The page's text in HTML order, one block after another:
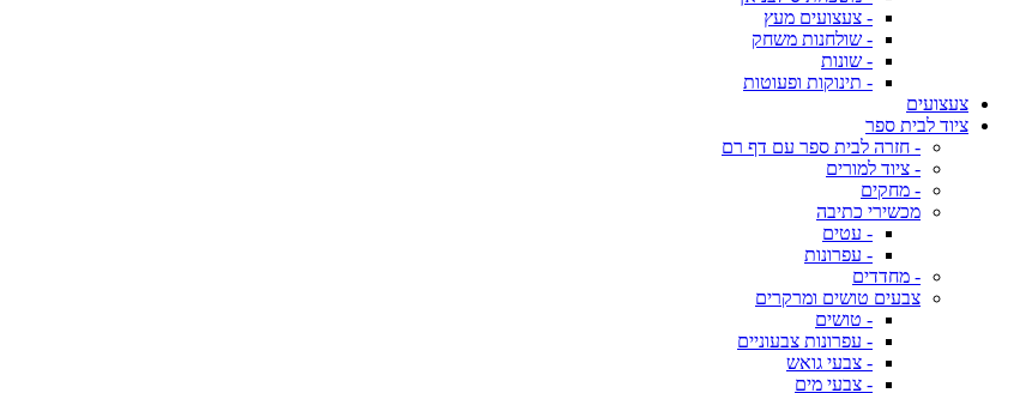
- צעצועים מעץ
- שולחנות משחק
- שונות
- תינוקות ופעוטות
צעצועים
ציוד לבית ספר
- חזרה לבית ספר עם דף רם
- ציוד למורים
- מחקים
מכשירי כתיבה
- עטים
- עפרונות
- מחדדים
צבעים טושים ומרקרים
- טושים
- עפרונות צבעוניים
- צבעי גואש
- צבעי מים